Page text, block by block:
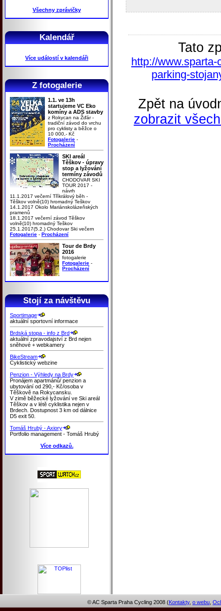
Všechny zprávičky
Kalendář
Více událostí v kalendáři
Z fotogalerie
1.1. ve 13h
startujeme VC Eko
komíny a ADS stavby
z Rokycan na Žďár -
tradiční závod do vrchu
pro cyklisty a běžce o
10 000,- Kč
Fotogalerie -
Procházení
SKI areál
Těškov - úpravy
stop a lyžování
termíny závodů
CHODOVAR SKI
TOUR 2017 -
návrh
11.1.2017 večerní Tříkrálový běh -
Těškov volně(10) hromadný Teškov
14.1.2017 Okolo Mariánskolázeňských
pramenů
18.1.2017 večerní závod Těškov
volně(10) hromadný Teškov
25.1.2017(5.2.) Chodovar Ski večern
Fotogalerie - Procházení
Tour de Brdy
2016
fotogalerie
Fotogalerie -
Procházení
Stojí za návštěvu
Sportimage
aktuální sportovní informace
Brdská stopa - info z Brd
aktuální zpravodajství z Brd nejen
sněhové + webkamery
BikeStream
Cyklistický webzine
Penzion - Výhledy na Brdy
Pronájem apartmánů/ penzion a
ubytování od 290,- Kč/osoba v
Těškově na Rokycansku.
V zimě běžecké lyžování ve Ski areál
Těškov a v létě cyklistika nejen v
Brdech. Dostupnost 3 km od dálnice
D5 exit 50.
Tomáš Hrubý - Axiory
Portfolio management - Tomáš Hrubý
Více odkazů.
Tato
http://
parking-
Zpět na
zobrazit
© AC Sparta Praha Cycling 2008 (Kontakty, o webu